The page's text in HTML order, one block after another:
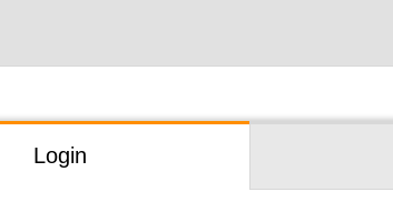
Login